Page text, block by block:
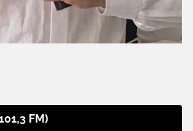
FM)